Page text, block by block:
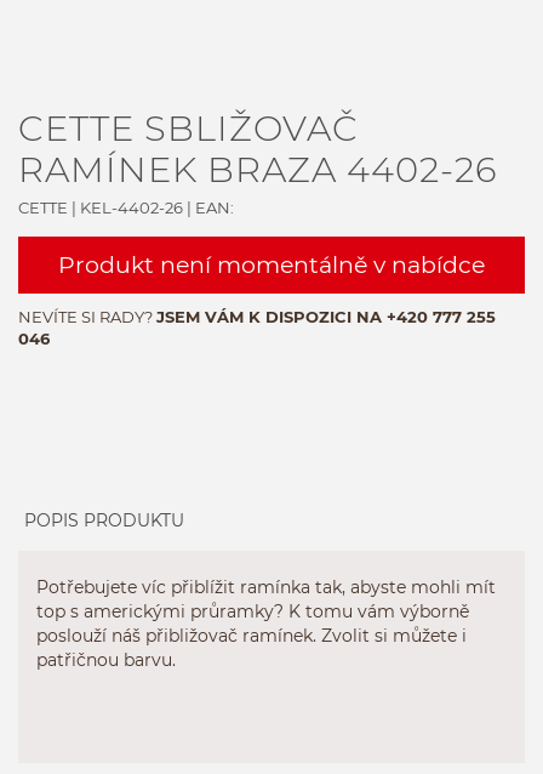
CETTE SBLIŽOVAČ
RAMÍNEK BRAZA 4402-26
CETTE | KEL-4402-26 | EAN:
Produkt není momentálně v nabídce
NEVÍTE SI RADY?JSEM VÁM K DISPOZICI NA +420 777 255
046
POPIS PRODUKTU
Potřebujete víc přiblížit ramínka tak, abyste mohli mít
top s americkými průramky? K tomu vám výborně
poslouží náš přibližovač ramínek. Zvolit si můžete i
patřičnou barvu.